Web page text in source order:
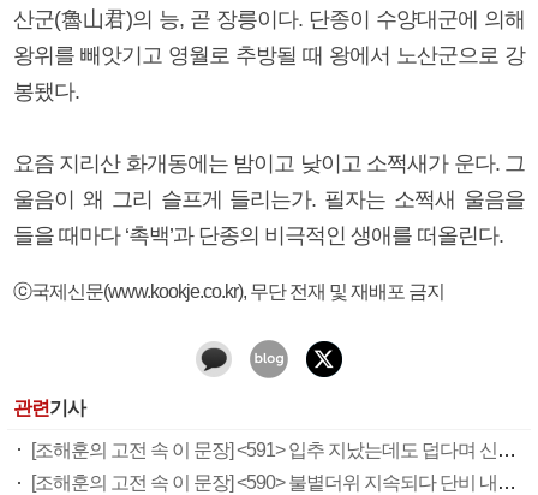
산군(魯山君)의 능, 곧 장릉이다. 단종이 수양대군에 의해
왕위를 빼앗기고 영월로 추방될 때 왕에서 노산군으로 강
봉됐다.
요즘 지리산 화개동에는 밤이고 낮이고 소쩍새가 운다. 그
울음이 왜 그리 슬프게 들리는가. 필자는 소쩍새 울음을
들을 때마다 ‘촉백’과 단종의 비극적인 생애를 떠올린다.
ⓒ국제신문(www.kookje.co.kr), 무단 전재 및 재배포 금지
관련기사
[조해훈의 고전 속 이 문장] <591> 입추 지났는데도 덥다며 신유안에게 보낸 박규수의 편지
[조해훈의 고전 속 이 문장] <590> 불볕더위 지속되다 단비 내려 시 읊은 조선 후기 신익전